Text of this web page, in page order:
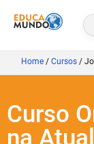
Home / Cursos /
Curso
na